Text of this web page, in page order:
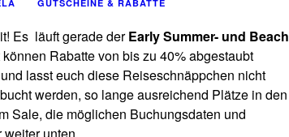
GUTSCHEINE & RABATTE
Es läuft gerade derEarly Summer- und Beach
Rabatte von bis zu 40% abgestaubt
lasst euch diese Reiseschnäppchen nicht
werden, so lange ausreichend Plätze in den
Sale, die möglichen Buchungsdaten und